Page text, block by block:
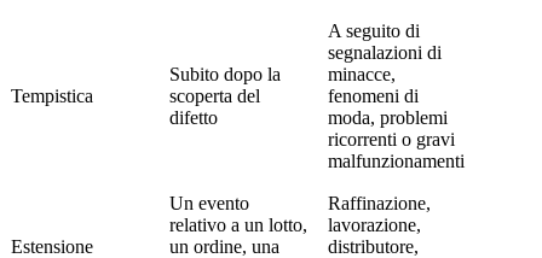
Tempistica
Subito dopo la
scoperta del
difetto
A seguito di
segnalazioni di
minacce,
fenomeni di
moda, problemi
ricorrenti o gravi
malfunzionamenti
Estensione
Un evento
relativo a un lotto,
un ordine, una
Raffinazione,
lavorazione,
distributore,